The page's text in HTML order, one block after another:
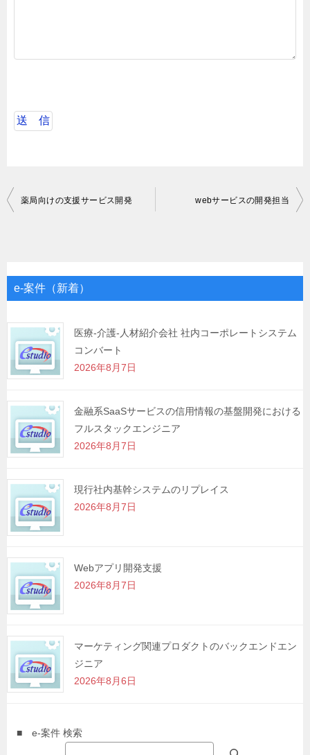
投
ゲ
シ
ョ
ン
薬局向けの支援サービス開発 webサービスの開発担当
e-案件（新着）
医療-介護-人材紹介会社 社内コーポレートシステム
コンバート
2026年8月7日
金融系SaaSサービスの信用情報の基盤開発における
フルスタックエンジニア
2026年8月7日
現行社内基幹システムのリプレイス
2026年8月7日
Webアプリ開発支援
2026年8月7日
マーケティング関連プロダクトのバックエンドエン
ジニア
2026年8月6日
■ e-案件 検索